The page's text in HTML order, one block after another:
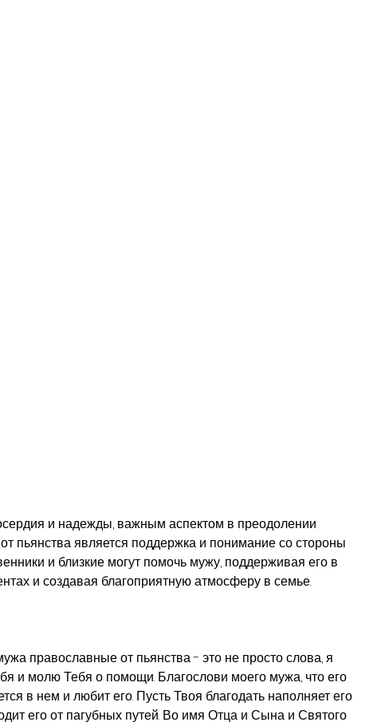
пьянства является поддержка и понимание со стороны
и близкие могут помочь мужу, поддерживая его в
и создавая благоприятную атмосферу в семье.
православные от пьянства - это не просто слова, я
и молю Тебя о помощи. Благослови моего мужа, что его
в нем и любит его. Пусть Твоя благодать наполняет его
его от пагубных путей. Во имя Отца и Сына и Святого